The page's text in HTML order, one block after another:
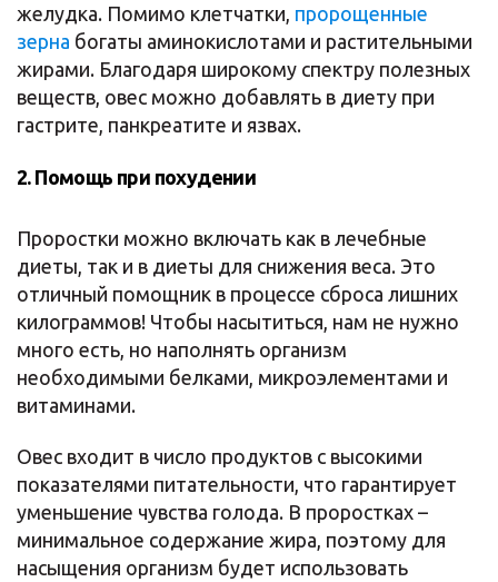
желудка. Помимо клетчатки, пророщенные
зерна богаты аминокислотами и растительными
жирами. Благодаря широкому спектру полезных
веществ, овес можно добавлять в диету при
гастрите, панкреатите и язвах.
2. Помощь при похудении
Проростки можно включать как в лечебные
диеты, так и в диеты для снижения веса. Это
отличный помощник в процессе сброса лишних
килограммов! Чтобы насытиться, нам не нужно
много есть, но наполнять организм
необходимыми белками, микроэлементами и
витаминами.
Овес входит в число продуктов с высокими
показателями питательности, что гарантирует
уменьшение чувства голода. В проростках –
минимальное содержание жира, поэтому для
насыщения организм будет использовать